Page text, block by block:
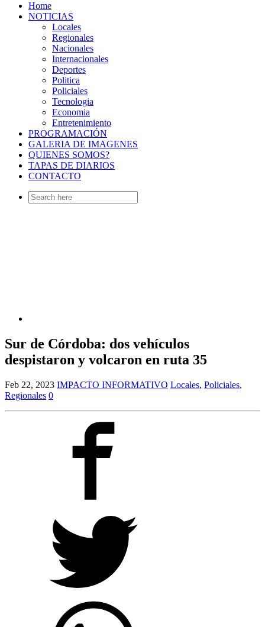
Home
NOTICIAS
Locales
Regionales
Nacionales
Internacionales
Deportes
Politica
Policiales
Tecnologia
Economia
Entretenimiento
PROGRAMACIÓN
GALERIA DE IMAGENES
QUIENES SOMOS?
TAPAS DE DIARIOS
CONTACTO
Search
for:
Sur de Córdoba: dos vehículos
despistaron y volcaron en ruta 35
Feb 22, 2023 IMPACTO INFORMATIVO Locales, Policiales,
Regionales 0